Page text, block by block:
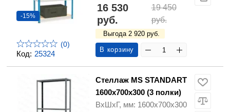
Код: 25324
-15%
(0)
16 530
руб.
19 450
руб.
Выгода 2 920 руб.
В корзину
Стеллаж MS STANDART
1600х700х300 (3 полки)
ВхШхГ, мм: 1600х700х300